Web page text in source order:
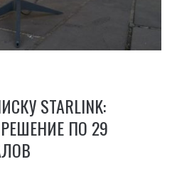
STARLINK:
ПО 29